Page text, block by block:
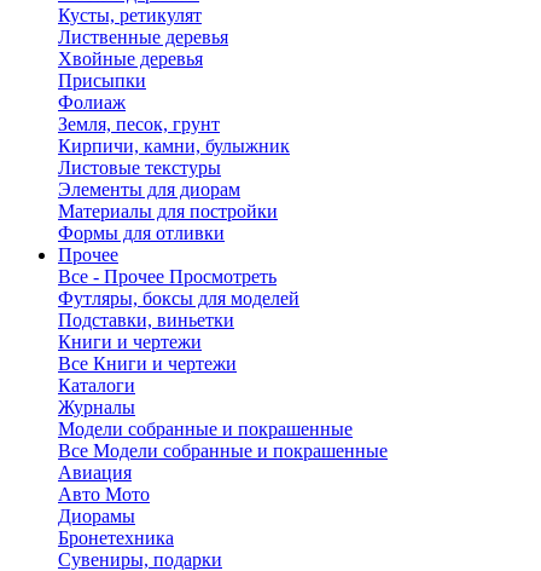
Кусты, ретикулят
Лиственные деревья
Хвойные деревья
Присыпки
Фолиаж
Земля, песок, грунт
Кирпичи, камни, булыжник
Листовые текстуры
Элементы для диорам
Материалы для постройки
Формы для отливки
Прочее
Все - Прочее Просмотреть
Футляры, боксы для моделей
Подставки, виньетки
Книги и чертежи
Все Книги и чертежи
Каталоги
Журналы
Модели собранные и покрашенные
Все Модели собранные и покрашенные
Авиация
Авто Мото
Диорамы
Бронетехника
Сувениры, подарки